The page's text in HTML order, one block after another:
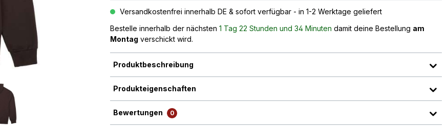
Versandkostenfrei innerhalb DE & sofort verfügbar - in 1-2 Werktage geliefert
Bestelle innerhalb der nächsten 1 Tag 22 Stunden und 34 Minuten damit deine Bestellung am
Montag verschickt wird.
Produktbeschreibung
Produkteigenschaften
Bewertungen 0